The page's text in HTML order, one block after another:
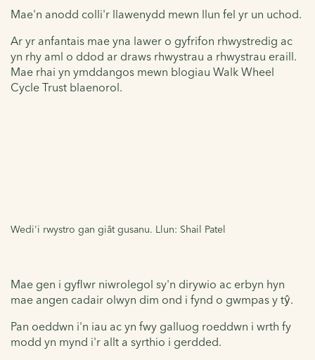
Mae'n anodd colli'r llawenydd mewn llun fel yr un uchod.
Ar yr anfantais mae yna lawer o gyfrifon rhwystredig ac
yn rhy aml o ddod ar draws rhwystrau a rhwystrau eraill.
Mae rhai yn ymddangos mewn blogiau Walk Wheel
Cycle Trust blaenorol.
Wedi'i rwystro gan giât gusanu. Llun: Shail Patel
Mae gen i gyflwr niwrolegol sy'n dirywio ac erbyn hyn
mae angen cadair olwyn dim ond i fynd o gwmpas y tŷ.
Pan oeddwn i'n iau ac yn fwy galluog roeddwn i wrth fy
modd yn mynd i'r allt a syrthio i gerdded.